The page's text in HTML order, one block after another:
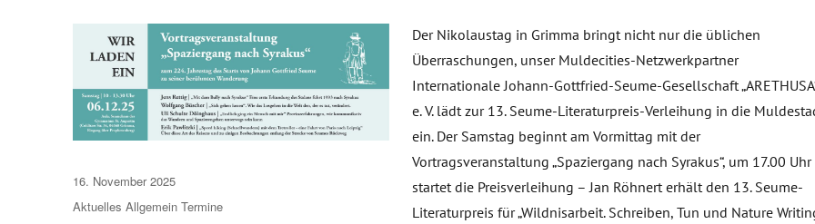
Der Nikolaustag in Grimma bringt nicht nur die üblichen
Überraschungen, unser Muldecities-Netzwerkpartner
Internationale Johann-Gottfried-Seume-Gesellschaft
e. V. lädt zur 13. Seume-Literaturpreis-Verleihung in die
ein. Der Samstag beginnt am Vormittag mit der
Vortragsveranstaltung „Spaziergang nach Syrakus“, um 17.00 Uhr
startet die Preisverleihung – Jan Röhnert erhält den 13. Seume-
Literaturpreis für „Wildnisarbeit. Schreiben, Tun und Nature
Veröffentlicht
am
16. November 2025
Aktuelles Allgemein Termine